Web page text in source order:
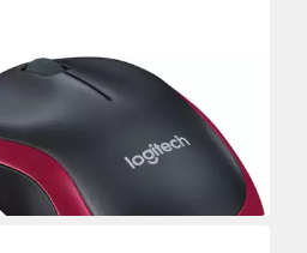
M185 ergonomische Maus
€
bei dir